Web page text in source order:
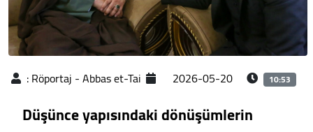
:Röportaj - Abbas et-Tai 2026-05-20 10:53
Düşünce yapısındaki dönüşümlerin